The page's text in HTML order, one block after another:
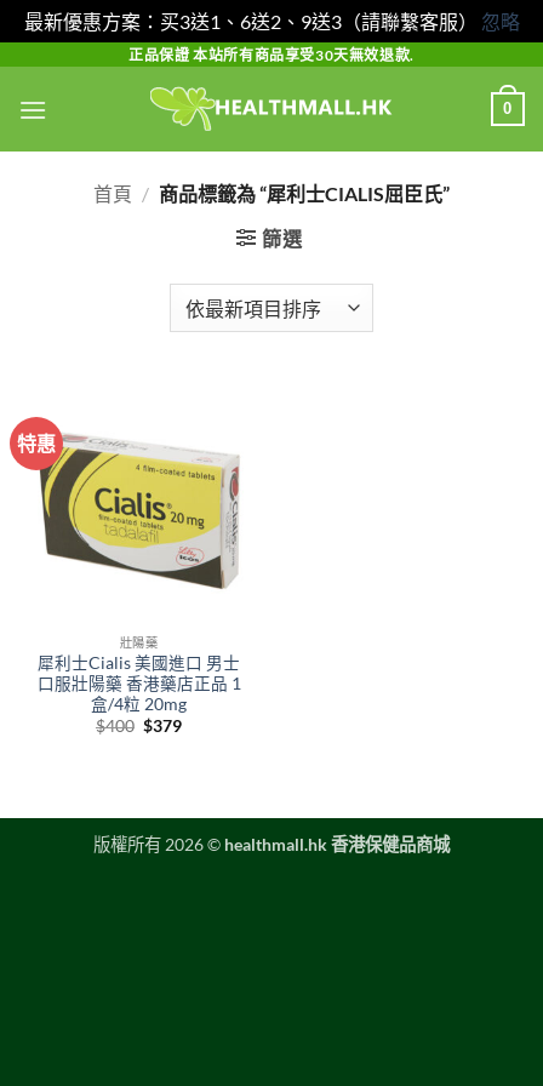
最新優惠方案：买3送1、6送2、9送3（請聯繫客服） 忽略
content
正品保證 本站所有商品享受30天無效退款.
0
首頁 / 商品標籤為 “犀利士CIALIS屈臣氏”
篩選
特惠
壯陽藥
犀利士Cialis 美國進口 男士
口服壯陽藥 香港藥店正品 1
盒/4粒 20mg
$400 Original
$379Current
版權所有 2026 © healthmall.hk 香港保健品商城